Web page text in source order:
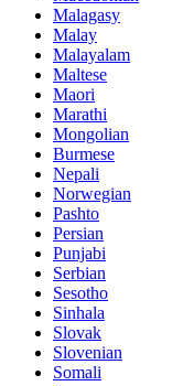
Malagasy
Malay
Malayalam
Maltese
Maori
Marathi
Mongolian
Burmese
Nepali
Norwegian
Pashto
Persian
Punjabi
Serbian
Sesotho
Sinhala
Slovak
Slovenian
Somali